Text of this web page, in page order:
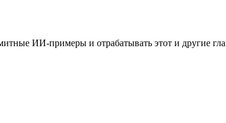
ИИ-примеры и отрабатывать этот и другие